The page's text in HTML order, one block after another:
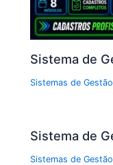
Sistema de
Sistemas de Gestão
Sistema de
Sistemas de Gestão